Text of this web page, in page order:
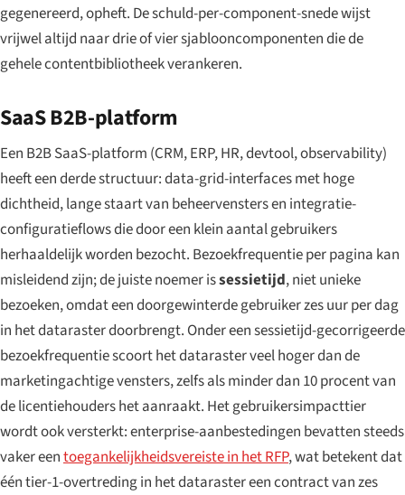
gegenereerd, opheft. De schuld-per-component-snede wijst
vrijwel altijd naar drie of vier sjablooncomponenten die de
gehele contentbibliotheek verankeren.
SaaS B2B-platform
Een B2B SaaS-platform (CRM, ERP, HR, devtool, observability)
heeft een derde structuur: data-grid-interfaces met hoge
dichtheid, lange staart van beheervensters en integratie-
configuratieflows die door een klein aantal gebruikers
herhaaldelijkworden bezocht. Bezoekfrequentie per pagina kan
misleidend zijn; de juiste noemer issessietijd, niet unieke
bezoeken, omdat een doorgewinterde gebruiker zes uur per dag
in het dataraster doorbrengt. Onder een sessietijd-gecorrigeerde
bezoekfrequentie scoort het dataraster veel hoger dan de
marketingachtige vensters, zelfs als minder dan 10 procent van
de licentiehouders het aanraakt. Het gebruikersimpacttier
wordt ook versterkt: enterprise-aanbestedingen bevatten steeds
vaker eentoegankelijkheidsvereiste in het RFP, wat betekent dat
één tier-1-overtreding in het dataraster een contract van zes